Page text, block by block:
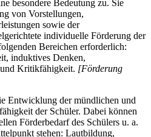
besondere Bedeutung zu. Sie
von Vorstellungen,
sowie der
individuelle Förderung der
Bereichen erforderlich:
induktives Denken,
Kritikfähigkeit. [Förderung
Entwicklung der mündlichen und
der Schüler. Dabei können
Förderbedarf des Schülers u. a.
stehen: Lautbildung,